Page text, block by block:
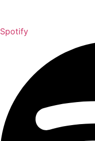
Spotify